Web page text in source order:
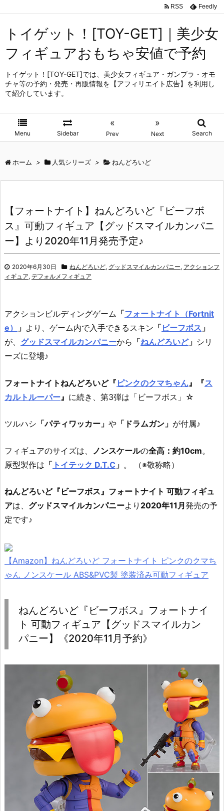
トイゲット！[TOY-GET]｜美少女
フィギュアおもちゃ安値で予約
トイゲット！[TOY-GET]では、美少女フィギュア・ガンプラ・オモ
チャ等の予約・発売・再販情報を【アフィリエイト広告】を利用し
て紹介しています。
Menu Sidebar
«
Prev
»
Next Search
RSS Feedly
ホーム > 人気シリーズ > ねんどろいど
【フォートナイト】ねんどろいど『ビーフボ
ス』可動フィギュア【グッドスマイルカンパニ
ー】より2020年11月発売予定♪
2020年6月30日 ねんどろいど, グッドスマイルカンパニー, アクションフ
ィギュア, デフォルメフィギュア
アクションビルディングゲーム 「フォートナイト（Fortnit
e）
」 より、 ゲーム内で入手できるスキン 「 ビーフボス 」
が、 グッドスマイルカンパニーから 「ねんどろいど」 シリ
ーズに登場♪
フォートナイトねんどろいど『 ピンクのクマちゃん 』『ス
カルトルーパー 』 に続き、第3弾は「ビーフボス」☆
ツルハシ 「パティワッカー」 や 「ドラムガン」 が付属♪
フィギュアのサイズは、 ノンスケールの全高：約10cm。
原型製作は 「 トイテック D.T.C 」 。 （※敬称略）
ねんどろいど『ビーフボス』フォートナイト 可動フィギュ
アは、 グッドスマイルカンパニーより 2020年11月 発売の予
定です♪
【Amazon】ねんどろいど フォートナイト ピンクのクマち
ゃん ノンスケール ABS&PVC製 塗装済み可動フィギュア
ねんどろいど『ビーフボス』フォートナイ
ト 可動フィギュア【グッドスマイルカン
パニー】《2020年11月予約》